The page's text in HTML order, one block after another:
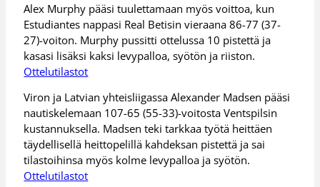
Alex Murphy pääsi tuulettamaan myös voittoa, kun
Estudiantes nappasi Real Betisin vieraana 86-77 (37-
27)-voiton. Murphy pussitti ottelussa 10 pistettä ja
kasasi lisäksi kaksi levypalloa, syötön ja riiston.
Ottelutilastot
Viron ja Latvian yhteisliigassa Alexander Madsen pääsi
nautiskelemaan 107-65 (55-33)-voitosta Ventspilsin
kustannuksella. Madsen teki tarkkaa työtä heittäen
täydellisellä heittopelillä kahdeksan pistettä ja sai
tilastoihinsa myös kolme levypalloa ja syötön.
Ottelutilastot